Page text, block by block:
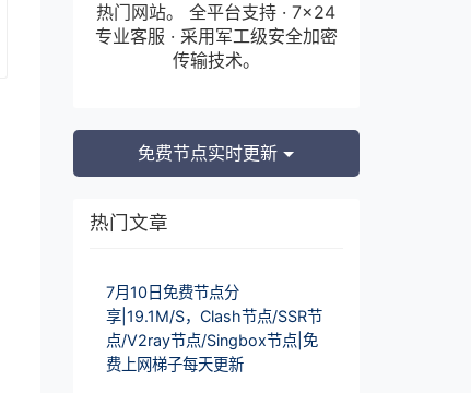
热门网站。 全平台支持 · 7×24
专业客服 · 采用军工级安全加密
传输技术。
免费节点实时更新
热门文章
7月10日免费节点分
享|19.1M/S，Clash节点/SSR节
点/V2ray节点/Singbox节点|免
费上网梯子每天更新